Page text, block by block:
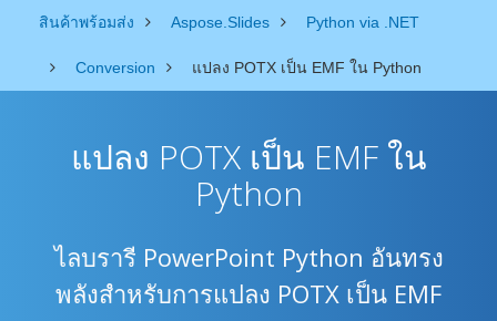
สินค้าพร้อมส่ง Aspose.Slides Python via .NET
Conversion แปลง POTX เป็น EMF ใน Python
แปลง POTX เป็น EMF ใน
Python
ไลบรารี PowerPoint Python อันทรง
พลังสำหรับการแปลง POTX เป็น EMF